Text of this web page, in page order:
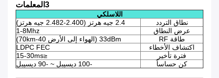
3المعلمات
اللاسلكي
نطاق التردد
2.4 جيه هرتز (2.400-2.482 جيه هرتز)
عرض النطاق
1-8Mhz
طاقة RF
33dBm (الهواء إلى الأرض 40-70km)
اكتشاف الأخطاء
LDPC FEC
فترة تأخير
≤15-30ms
كن حساساً
-100 ديسيبل ~ -90 ديسيبل